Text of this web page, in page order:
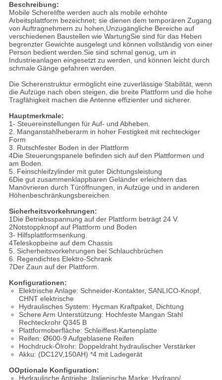
Beschreibung:
Mobile Scherelifte werden auch als mobile erhöhte
Arbeitsplattform bezeichnet; sie dienen dem temporären Zugang
von Auftragnehmern zu hohen,Unzugängliche Bereiche auf
verschiedenen Baustellen wie WartungSie sind für das Heben
begrenzter Gewichte ausgelegt und können vollständig von einer
Person bedient werden.Sie sind schmal genug, um in
Industrieanlagen eingesetzt zu werden, und können leicht durch
schmale Gänge gefahren werden.
Die Scherenstruktur ermöglicht eine zuverlässige Stabilität, wenn
die Aufzüge nach oben steigen, die breite Plattform und die hohe
Tragfähigkeit machen die Antenne effizienter und sicherer.
Hauptmerkmale:
1- Steuereinstellungen für Auf- und Abheben.
2. Manganstahlheberarm in hoher Festigkeit mit rechteckiger
Form
3. Rutschfester Boden in der Plattform
4Die Steuerungspanele befinden sich auf den Plattformen und
am Boden.
5. Feinschleifzylinder mit guter Dichtungsleistung
6Die gut zusammenklappbaren Geländer erleichtern das
Manövrieren durch Türöffnungen, in Aufzüge und in anderen
Höhenbeschränkungsbereichen.
Sicherheitsvorkehrungen:
1Die Betriebsspannung auf der Plattform beträgt 24 V.
2Notstoppknopf auf Plattform und Boden
3- Hilfsplattformsenkung.
4Teleskopbeine auf dem Chassis
5. Sicherheitsvorkehrungen bei Schlauchbrüchen
6. Regendichtes Elektro-Schrank
7Der Zaun auf der Plattform.
Konfigurationen:
Elektrische Anlage: Schneider-Kontakter, SANLICO-Knopf,
CHNT elektrische
Hydraulisches System: Hycman Kraftpaket, Dichtung
Schere Arm Unterstützung: Hochfeste Mangan Stahl
Rechteckrohr Q345 B
Plattformoberfläche: Schleiffest-Kartenplatte
Reifen: Ø600-9 Aufgeblasene Reifen
Hochdruck-Ölrohr: Doppeldraht hydraulischer Verstärker
Akku: (DC12V,150AH) *4 mit Ladegerät
OOptionale Konfiguration:
Hydraulische Antriebe: Italienische Marke: Hydrapp/